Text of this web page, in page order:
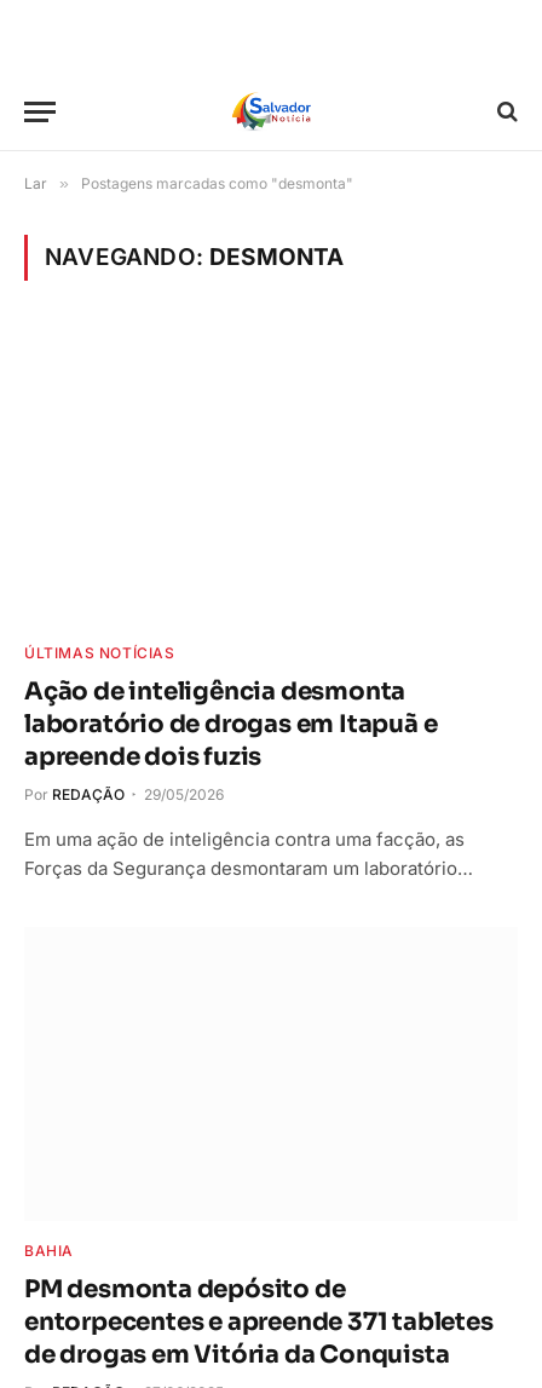
Lar » Postagens marcadas como "desmonta"
NAVEGANDO: DESMONTA
ÚLTIMAS NOTÍCIAS
Ação de inteligência desmonta
laboratório de drogas em Itapuã e
apreende dois fuzis
Por REDAÇÃO 29/05/2026
Em uma ação de inteligência contra uma facção, as
Forças da Segurança desmontaram um laboratório…
BAHIA
PM desmonta depósito de
entorpecentes e apreende 371 tabletes
de drogas em Vitória da Conquista